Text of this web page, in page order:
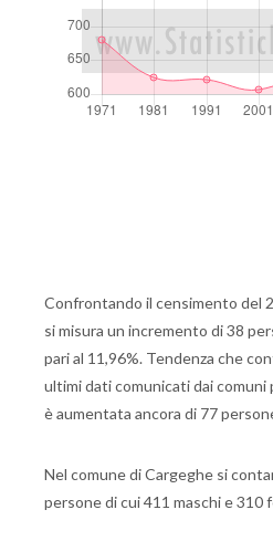
Confrontando il censimento del
si misura un incremento di 38
pari al 11,96%. Tendenza che
ultimi dati comunicati dai comuni
è aumentata ancora di 77
Nel comune di Cargeghe si
persone di cui 411 maschi e 310